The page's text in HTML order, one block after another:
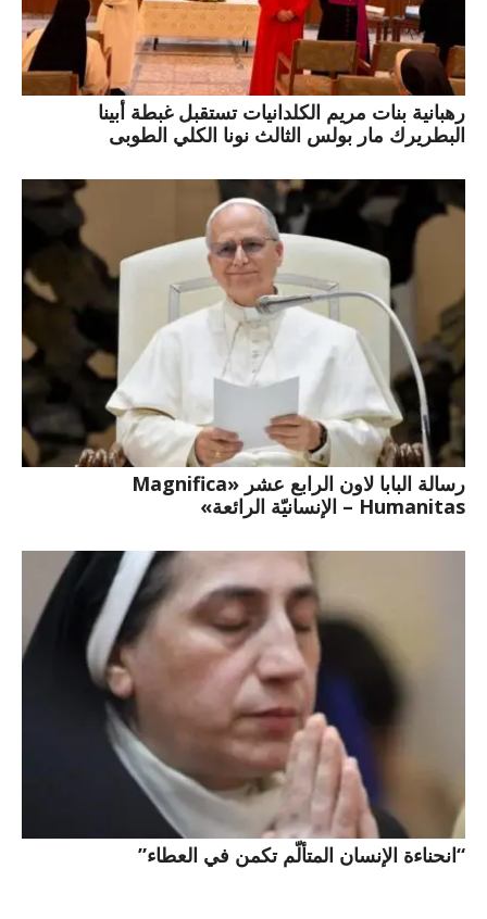
رهبانية بنات مريم الكلدانيات تستقبل غبطة أبينا
البطريرك مار بولس الثالث نونا الكلي الطوبى
رسالة البابا لاون الرابع عشر «Magnifica
Humanitas – الإنسانيّة الرائعة»
“انحناءة الإنسان المتألّم تكمن في العطاء”